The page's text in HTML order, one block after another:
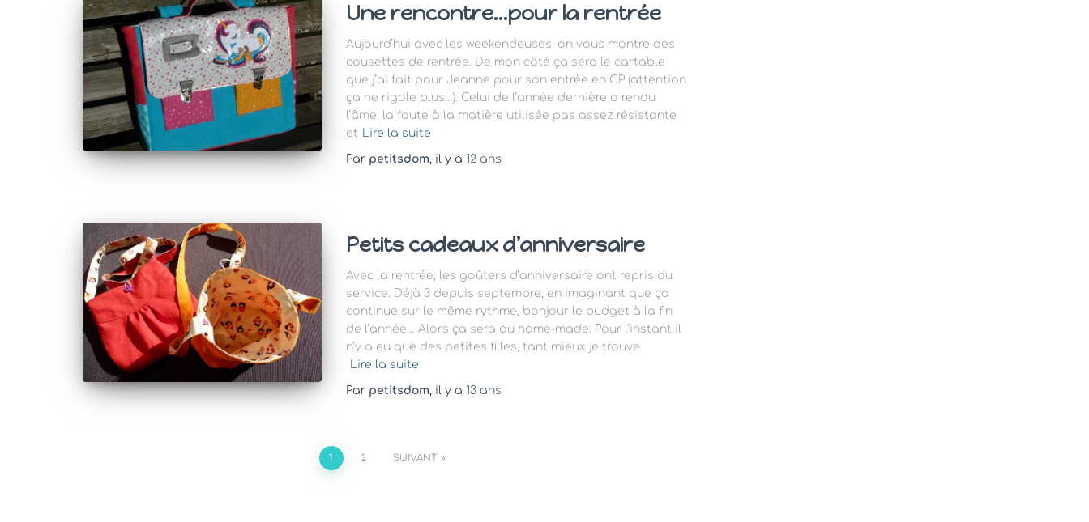
Une rencontre…pour la rentrée
Aujourd’hui avec les weekendeuses, on vous montre des
cousettes de rentrée. De mon côté ça sera le cartable
que j’ai fait pour Jeanne pour son entrée en CP (attention
ça ne rigole plus…). Celui de l’année dernière a rendu
l’âme, la faute à la matière utilisée pas assez résistante
et Lire la suite
Par petitsdom, il y a 12 ans
Petits cadeaux d’anniversaire
Avec la rentrée, les goûters d’anniversaire ont repris du
service. Déjà 3 depuis septembre, en imaginant que ça
continue sur le même rythme, bonjour le budget à la fin
de l’année… Alors ça sera du home-made. Pour l’instant il
n’y a eu que des petites filles, tant mieux je trouve
Lire la suite
Par petitsdom, il y a 13 ans
1 2 SUIVANT